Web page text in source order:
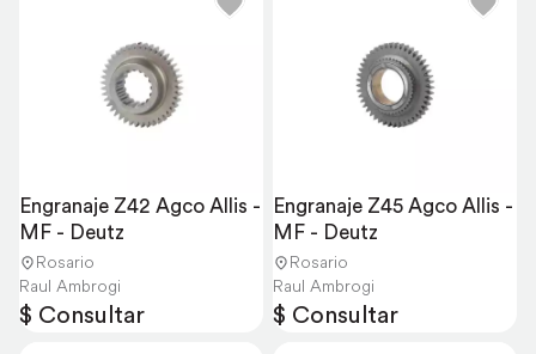
Engranaje Z42 Agco Allis -
MF - Deutz
Rosario
Raul Ambrogi
$ Consultar
Engranaje Z45 Agco Allis -
MF - Deutz
Rosario
Raul Ambrogi
$ Consultar